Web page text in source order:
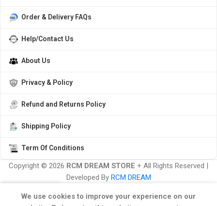
Order & Delivery FAQs
Help/Contact Us
About Us
Privacy & Policy
Refund and Returns Policy
Shipping Policy
Term Of Conditions
Copyright ©️ 2026 RCM DREAM STORE + All Rights Reserved |
Developed By RCM DREAM
We use cookies to improve your experience on our